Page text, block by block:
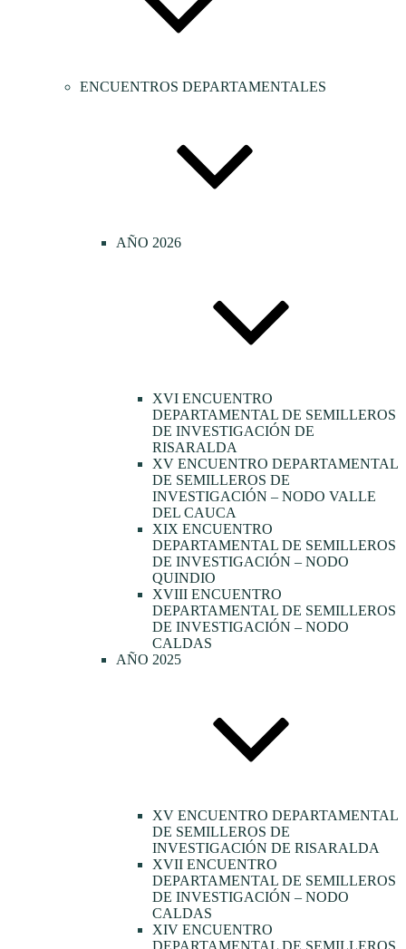
ENCUENTROS DEPARTAMENTALES
AÑO 2026
XVI ENCUENTRO
DEPARTAMENTAL DE SEMILLEROS
DE INVESTIGACIÓN DE
RISARALDA
XV ENCUENTRO DEPARTAMENTAL
DE SEMILLEROS DE
INVESTIGACIÓN – NODO VALLE
DEL CAUCA
XIX ENCUENTRO
DEPARTAMENTAL DE SEMILLEROS
DE INVESTIGACIÓN – NODO
QUINDIO
XVIII ENCUENTRO
DEPARTAMENTAL DE SEMILLEROS
DE INVESTIGACIÓN – NODO
CALDAS
AÑO 2025
XV ENCUENTRO DEPARTAMENTAL
DE SEMILLEROS DE
INVESTIGACIÓN DE RISARALDA
XVII ENCUENTRO
DEPARTAMENTAL DE SEMILLEROS
DE INVESTIGACIÓN – NODO
CALDAS
XIV ENCUENTRO
DEPARTAMENTAL DE SEMILLEROS